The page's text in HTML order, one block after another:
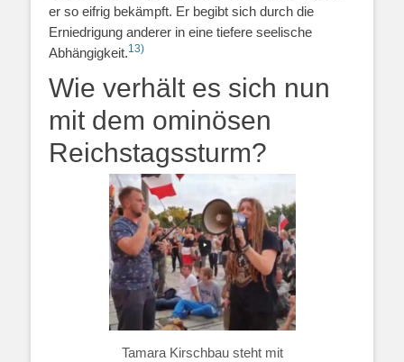
er so eifrig bekämpft. Er begibt sich durch die
Erniedrigung anderer in eine tiefere seelische
Abhängigkeit.13)
Wie verhält es sich nun
mit dem ominösen
Reichstagssturm?
Tamara Kirschbau steht mit